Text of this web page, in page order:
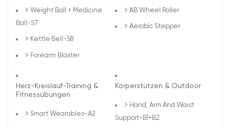
Weight Ball + Medicine
Ball-S7
Kettle Bell-S8
Forearm Blaster
AB Wheel Roller
Aerobic Stepper
Herz-Kreislauf-Training &
Fitnessübungen
Smart Wearables-A2
Körperstützen & Outdoor
Hand, Arm And Waist
Support-B1+B2